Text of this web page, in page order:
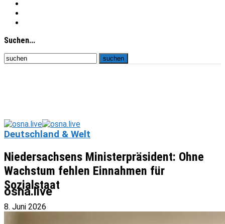
Suchen...
osna.live
Deutschland & Welt
Niedersachsens Ministerpräsident: Ohne
Wachstum fehlen Einnahmen für
Sozialstaat
8. Juni 2026